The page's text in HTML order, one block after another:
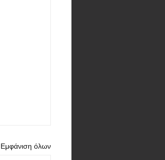
Εμφάνιση όλων